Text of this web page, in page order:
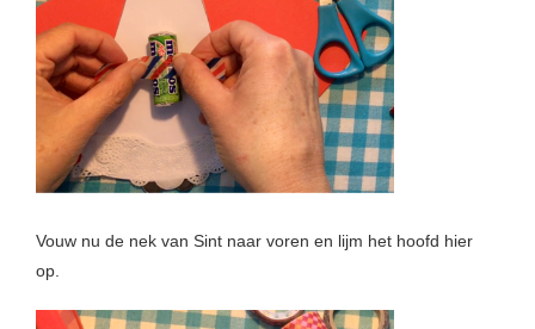
Vouw nu de nek van Sint naar voren en lijm het hoofd hier
op.